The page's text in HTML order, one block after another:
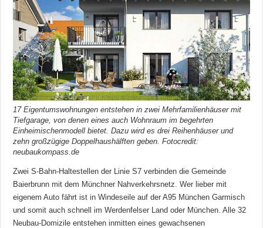
17 Eigentumswohnungen entstehen in zwei Mehrfamilienhäuser mit
Tiefgarage, von denen eines auch Wohnraum im begehrten
Einheimischenmodell bietet. Dazu wird es drei Reihenhäuser und
zehn großzügige Doppelhaushälften geben. Fotocredit:
neubaukompass.de
Zwei S-Bahn-Haltestellen der Linie S7 verbinden die Gemeinde
Baierbrunn mit dem Münchner Nahverkehrsnetz. Wer lieber mit
eigenem Auto fährt ist in Windeseile auf der A95 München Garmisch
und somit auch schnell im Werdenfelser Land oder München. Alle 32
Neubau-Domizile entstehen inmitten eines gewachsenen